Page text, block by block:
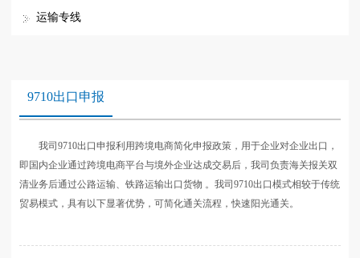
运输专线
9710出口申报
我司9710出口申报利用跨境电商简化申报政策，用于企业对企业出口，
即国内企业通过跨境电商平台与境外企业达成交易后，我司负责海关报关双
清业务后通过公路运输、铁路运输出口货物 。我司9710出口模式相较于传统
贸易模式，具有以下显著优势，可简化通关流程，快速阳光通关。